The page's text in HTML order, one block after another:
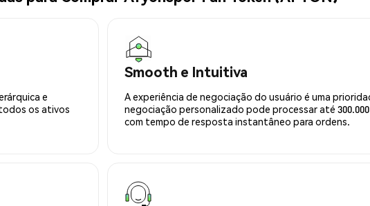
e
os ativos
Smooth e Intuitiva
A experiência de negociação do usuário é uma
negociação personalizado pode processar até
com tempo de resposta instantâneo para ordens.